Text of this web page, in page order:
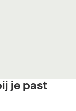
je past